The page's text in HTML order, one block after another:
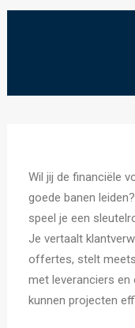
Wil jij de financiële
goede banen
speel je een
Je vertaalt
offertes, stelt
met leveranciers en
kunnen projecten